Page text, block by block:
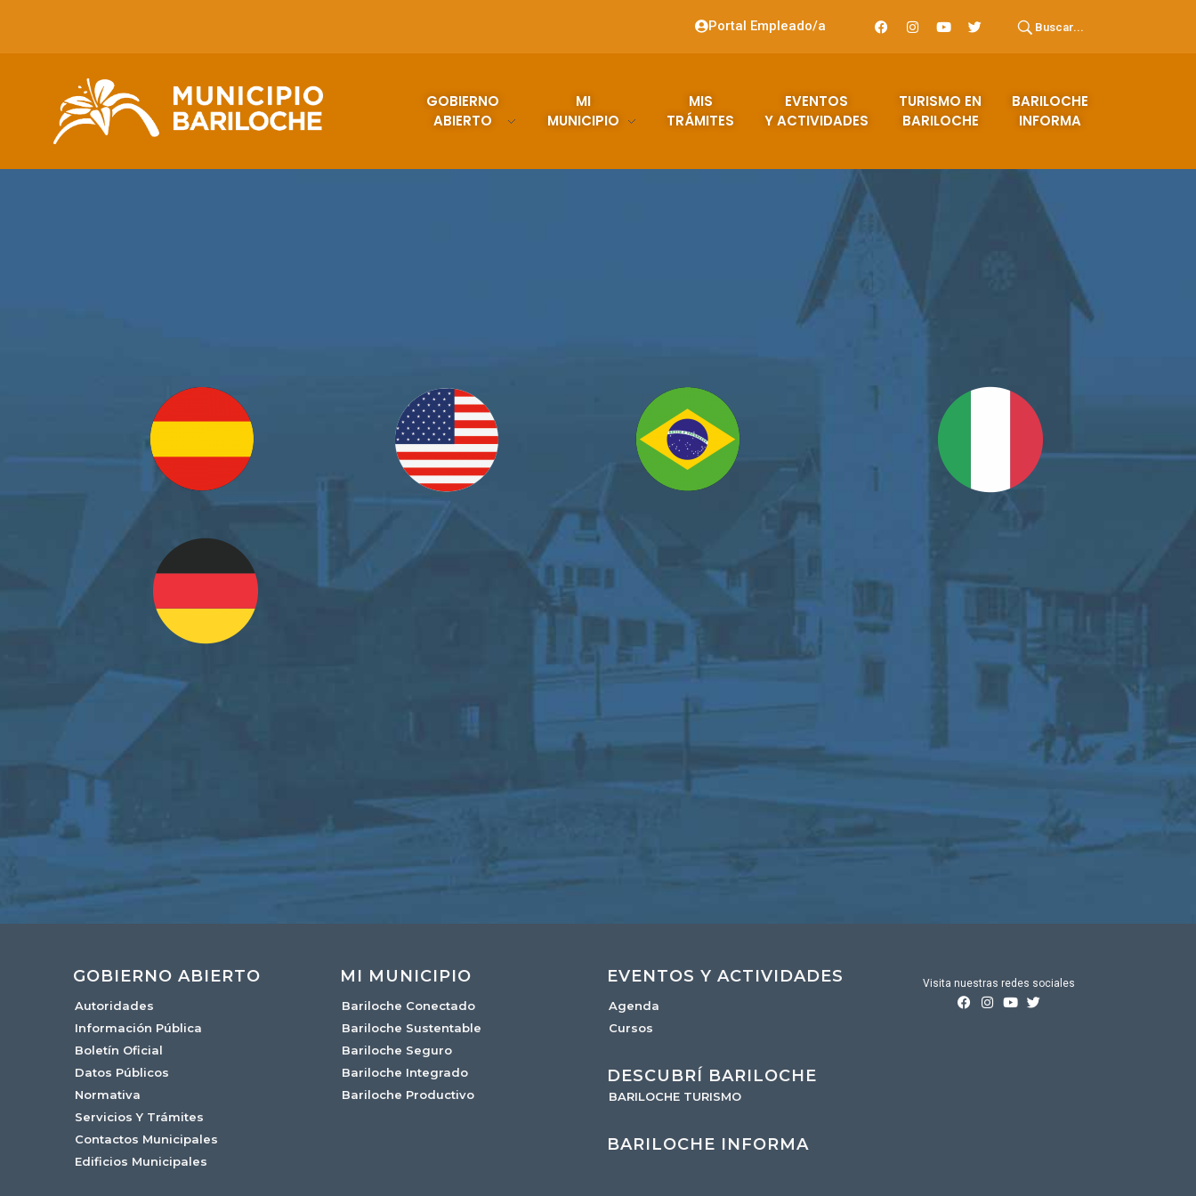
Portal Empleado/a Buscar...
GOBIERNO
ABIERTO
MI
MUNICIPIO
MIS
TRÁMITES
EVENTOS
Y ACTIVIDADES
TURISMO EN
BARILOCHE
BARILOCHE
INFORMA
GOBIERNO ABIERTO
Autoridades
Información Pública
Boletín Oficial
Datos Públicos
Normativa
Servicios Y Trámites
Contactos Municipales
Edificios Municipales
MI MUNICIPIO
Bariloche Conectado
Bariloche Sustentable
Bariloche Seguro
Bariloche Integrado
Bariloche Productivo
EVENTOS Y ACTIVIDADES
Agenda
Cursos
DESCUBRÍ BARILOCHE
BARILOCHE TURISMO
BARILOCHE INFORMA
Visita nuestras redes sociales